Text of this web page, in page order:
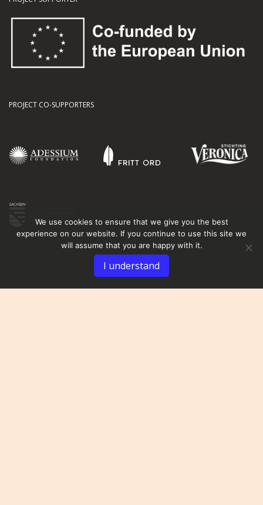
PROJECT CO-SUPPORTERS
We use cookies to ensure that we give you the best
experience on our website. If you continue to use this site we
will assume that you are happy with it.
I understand